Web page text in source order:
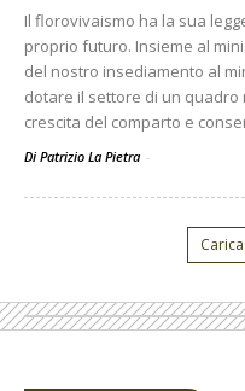
Il florovivaismo ha la sua
proprio futuro. Insieme al
del nostro insediamento al
dotare il settore di un
crescita del comparto e
Di Patrizio La Pietra -